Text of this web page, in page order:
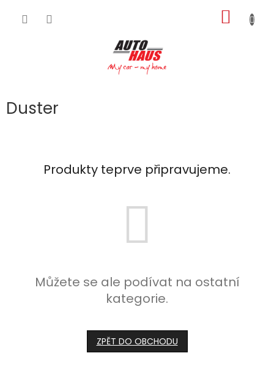
KOŠÍK
Duster
Produkty teprve připravujeme.
Můžete se ale podívat na ostatní
kategorie.
ZPĚT DO OBCHODU